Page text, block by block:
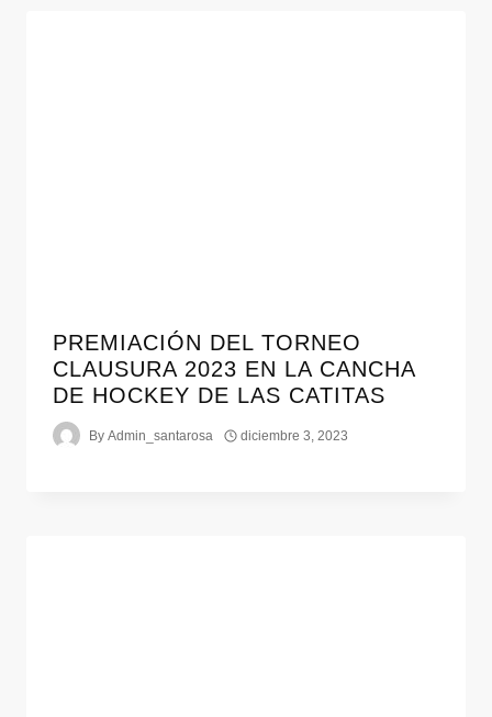
PREMIACIÓN DEL TORNEO
CLAUSURA 2023 EN LA CANCHA
DE HOCKEY DE LAS CATITAS
By Admin_santarosa diciembre 3, 2023